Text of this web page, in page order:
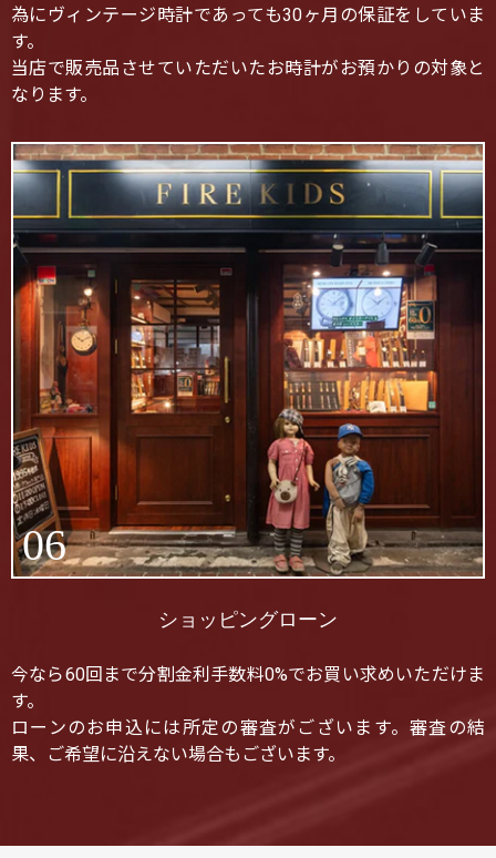
為にヴィンテージ時計であっても30ヶ月の保証をしていま
す。
当店で販売品させていただいたお時計がお預かりの対象と
なります。
06
ショッピングローン
今なら60回まで分割金利手数料0%でお買い求めいただけま
す。
ローンのお申込には所定の審査がございます。審査の結
果、ご希望に沿えない場合もございます。